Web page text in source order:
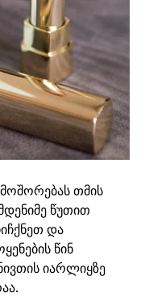
თმის
წუთით
და
წინ
იარლიყზე